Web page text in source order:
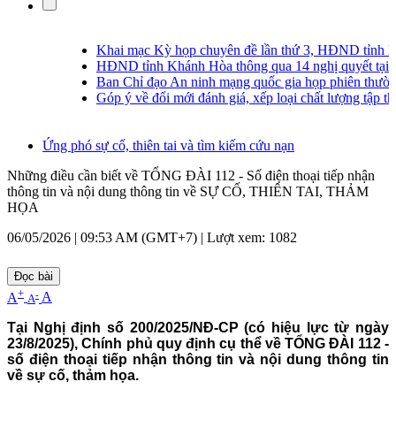
Khai mạc Kỳ họp chuyên đề lần thứ 3, HĐND tỉnh
HĐND tỉnh Khánh Hòa thông qua 14 nghị quyết tại
Ban Chỉ đạo An ninh mạng quốc gia họp phiên
Góp ý về đổi mới đánh giá, xếp loại chất lượng tập
Ứng phó sự cố, thiên tai và tìm kiếm cứu nạn
Những điều cần biết về TỔNG ĐÀI 112 - Số điện thoại tiếp nhận
thông tin và nội dung thông tin về SỰ CỐ, THIÊN TAI, THẢM
HỌA
06/05/2026 | 09:53 AM (GMT+7) | Lượt xem: 1082
Đọc bài
A+ A- A
Tại Nghị định số 200/2025/NĐ-CP (có hiệu lực từ ngày
23/8/2025), Chính phủ quy định cụ thể về TỔNG ĐÀI 112 -
số điện thoại tiếp nhận thông tin và nội dung thông tin
về sự cố, thảm họa.